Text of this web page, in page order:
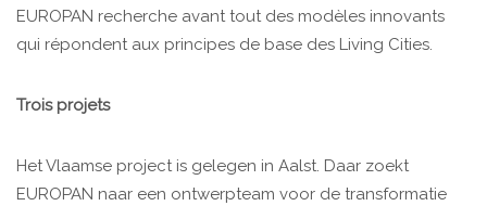
EUROPAN recherche avant tout des modèles innovants
qui répondent aux principes de base des Living Cities.
Trois projets
Het Vlaamse project is gelegen in Aalst. Daar zoekt
EUROPAN naar een ontwerpteam voor de transformatie